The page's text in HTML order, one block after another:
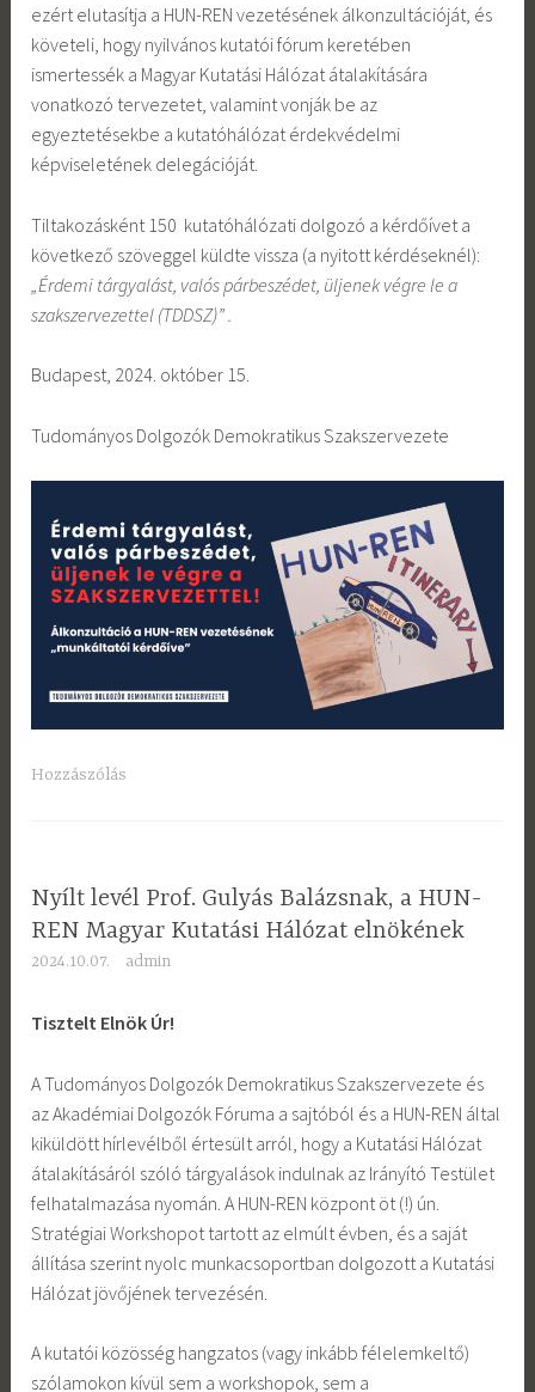
ezért elutasítja a HUN-REN vezetésének álkonzultációját, és
követeli, hogy nyilvános kutatói fórum keretében
ismertessék a Magyar Kutatási Hálózat átalakítására
vonatkozó tervezetet, valamint vonják be az
egyeztetésekbe a kutatóhálózat érdekvédelmi
képviseletének delegációját.
Tiltakozásként 150 kutatóhálózati dolgozó a kérdőívet a
következő szöveggel küldte vissza (a nyitott kérdéseknél):
„Érdemi tárgyalást, valós párbeszédet, üljenek végre le a
szakszervezettel (TDDSZ)” .
Budapest, 2024. október 15.
Tudományos Dolgozók Demokratikus Szakszervezete
Hozzászólás
Nyílt levél Prof. Gulyás Balázsnak, a HUN-
REN Magyar Kutatási Hálózat elnökének
2024.10.07. admin
Tisztelt Elnök Úr!
A Tudományos Dolgozók Demokratikus Szakszervezete és
az Akadémiai Dolgozók Fóruma a sajtóból és a HUN-REN által
kiküldött hírlevélből értesült arról, hogy a Kutatási Hálózat
átalakításáról szóló tárgyalások indulnak az Irányító Testület
felhatalmazása nyomán. A HUN-REN központ öt (!) ún.
Stratégiai Workshopot tartott az elmúlt évben, és a saját
állítása szerint nyolc munkacsoportban dolgozott a Kutatási
Hálózat jövőjének tervezésén.
A kutatói közösség hangzatos (vagy inkább félelemkeltő)
szólamokon kívül sem a workshopok, sem a